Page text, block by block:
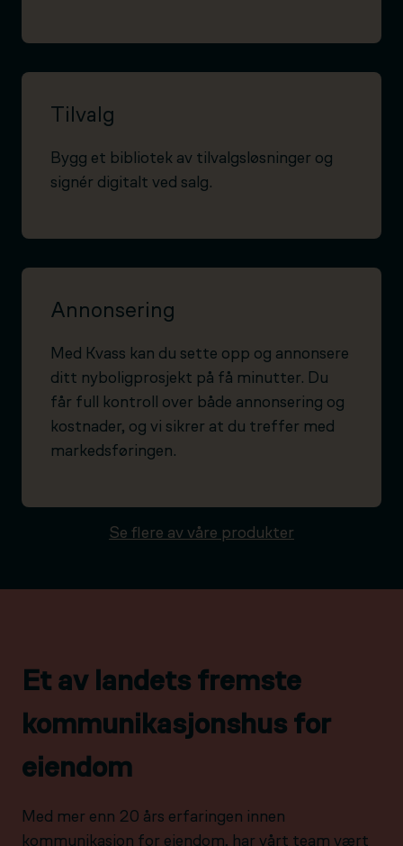
Tilvalg
Bygg et bibliotek av tilvalgsløsninger og
signér digitalt ved salg.
Annonsering
Med Kvass kan du sette opp og annonsere
ditt nyboligprosjekt på få minutter. Du
får full kontroll over både annonsering og
kostnader, og vi sikrer at du treffer med
markedsføringen.
Se flere av våre produkter
Et av landets fremste
kommunikasjonshus for
eiendom
Med mer enn 20 års erfaringen innen
kommunikasjon for eiendom, har vårt team vært